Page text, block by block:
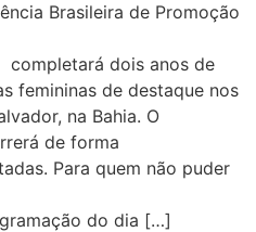
Brasileira de Promoção
completará dois anos de
femininas de destaque nos
na Bahia. O
de forma
Para quem não puder
do dia […]